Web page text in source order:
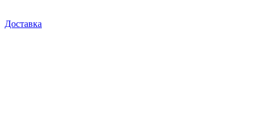
Доставка